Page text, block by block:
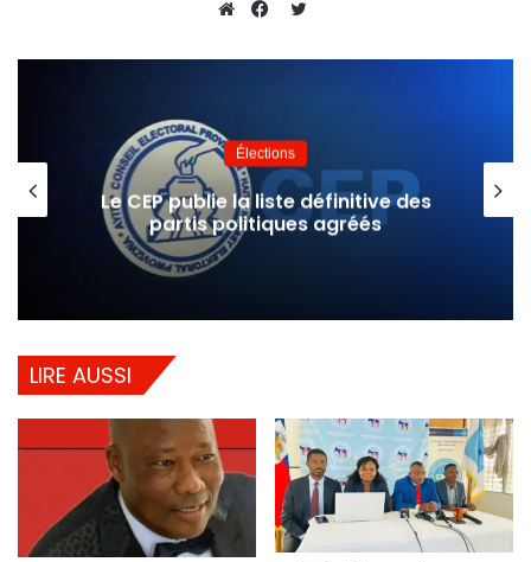
Élections
Le CEP publie la liste définitive des
partis politiques agréés
LIRE AUSSI